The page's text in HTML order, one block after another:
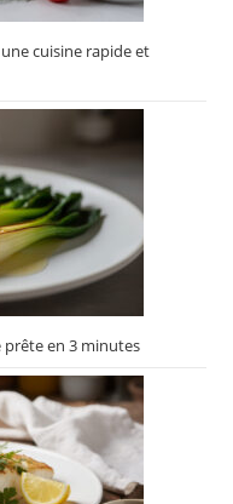
cuisine rapide et
en 3 minutes